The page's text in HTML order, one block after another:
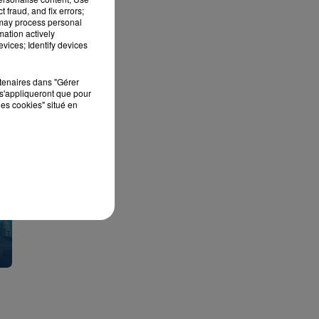
fraud, and fix errors;
process personal
actively
Identify devices
dans "Gérer
que pour
cookies" situé en